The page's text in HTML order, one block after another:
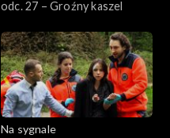
odc. 27 – Groźny kaszel
Na sygnale